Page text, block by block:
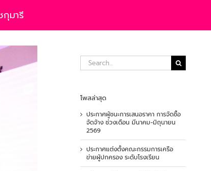
กุมารี
Search
for:
โพสล่าสุด
ประกาศผู้ชนะการเสนอราคา การจัดซื้อ
จัดจ้าง ช่วงเดือน มีนาคม-มิถุนายน
2569
ประกาศแต่งตั้งคณะกรรมการเครือ
ข่ายผู้ปกครอง ระดับโรงเรียน